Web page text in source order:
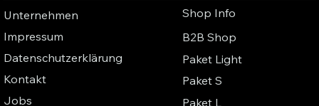
Unternehmen
Impressum
Datenschutzerklärung
Kontakt
Jobs
Shop Info
B2B Shop
Paket Light
Paket S
Paket L